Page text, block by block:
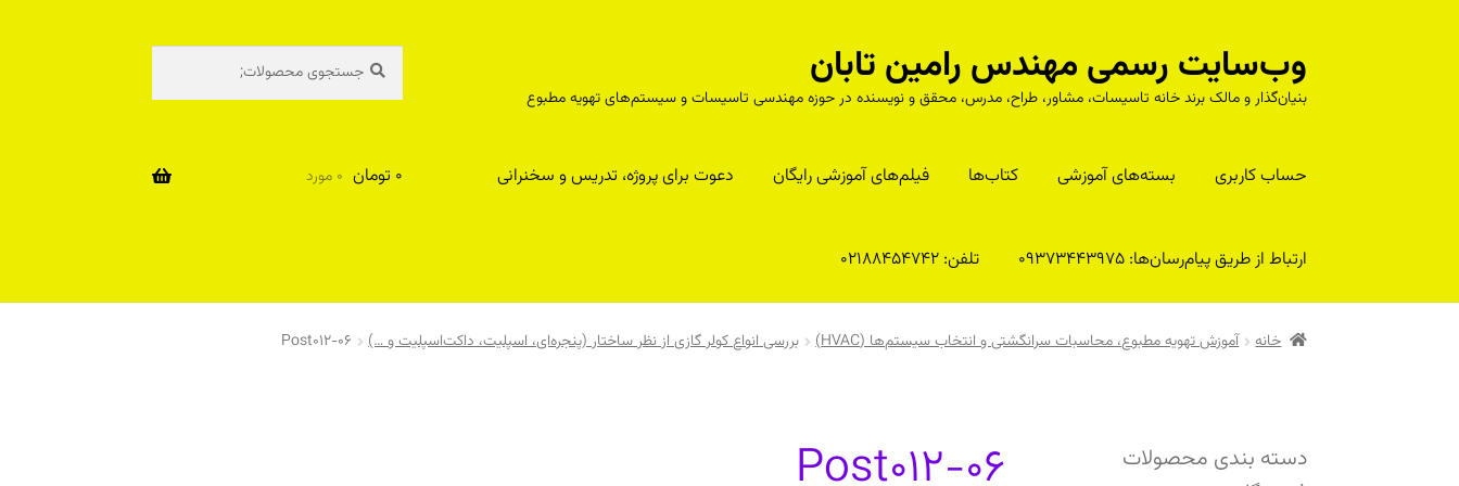
پرش
به
ناوبری
پرش
به
محتوا
وب‌سایت رسمی مهندس رامین تابان
بنیان‌گذار و مالک برند خانه تاسیسات، مشاور، طراح، مدرس، محقق و نویسنده در حوزه مهندسی تاسیسات و سیستم‌های تهویه مطبوع
برای:
حساب کاربری بسته‌های آموزشی کتا‌ب‌ها فیلم‌های آموزشی رایگان دعوت برای پروژه، تدریس و سخنرانی
ارتباط از طریق پیام‌رسان‌ها: 09373443975 تلفن: 02188454742
0 تومان 0 مورد
خانه آموزش تهویه مطبوع، محاسبات سرانگشتی و انتخاب سیستم‌ها (HVAC) بررسی انواع کولر گازی از نظر ساختار (پنجره‌ای، اسپلیت، داکت‌اسپلیت و …) Post012-06
Post012-06
دسته بندی محصولات